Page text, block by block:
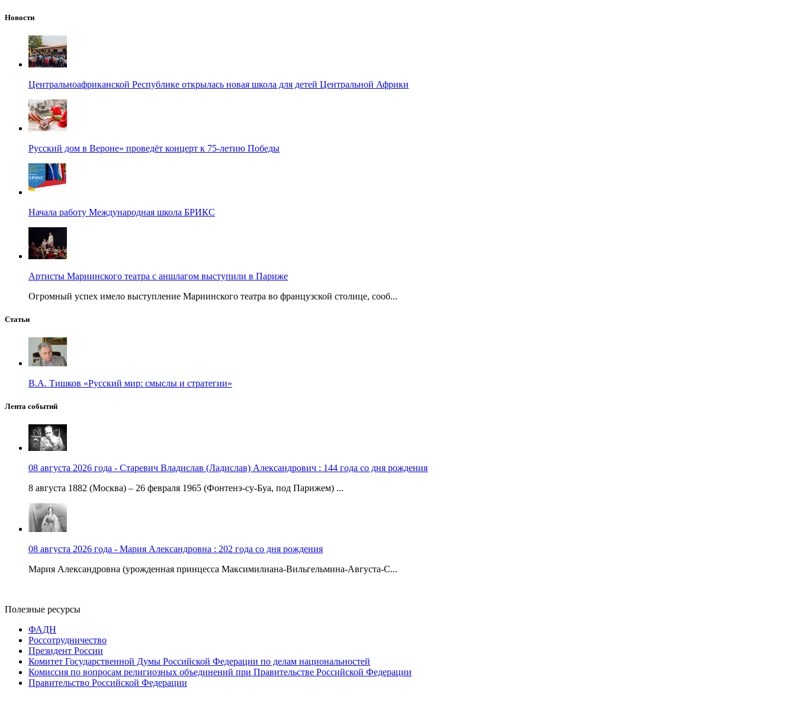
Новости
Центральноафриканской Республике открылась новая школа для детей Центральной Африки
Русский дом в Вероне» проведёт концерт к 75-летию Победы
Начала работу Международная школа БРИКС
Артисты Мариинского театра с аншлагом выступили в Париже
Огромный успех имело выступление Мариинского театра во французской столице, сооб...
Статьи
В.А. Тишков «Русский мир: смыслы и стратегии»
Лента событий
08 августа 2026 года - Старевич Владислав (Ладислав) Александрович : 144 года со дня рождения
8 августа 1882 (Москва) – 26 февраля 1965 (Фонтенэ-су-Буа, под Парижем) ...
08 августа 2026 года - Мария Александровна : 202 года со дня рождения
Мария Александровна (урожденная принцесса Максимилиана-Вильгельмина-Августа-С...
Полезные ресурсы
ФАДН
Россотрудничество
Президент России
Комитет Государственной Думы Российской Федерации по делам национальностей
Комиссия по вопросам религиозных объединений при Правительстве Российской Федерации
Правительство Российской Федерации